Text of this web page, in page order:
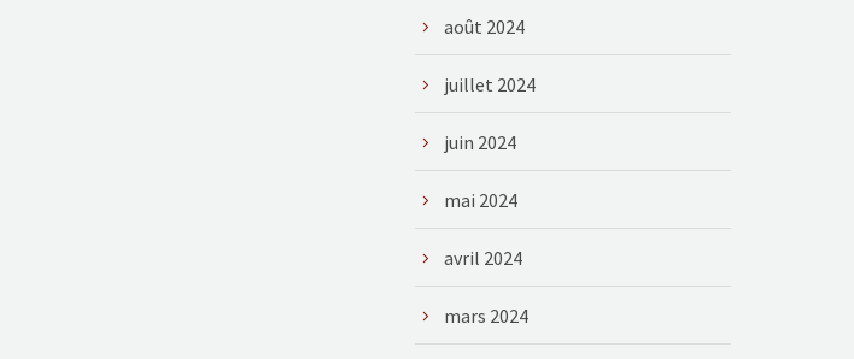
août 2024
juillet 2024
juin 2024
mai 2024
avril 2024
mars 2024